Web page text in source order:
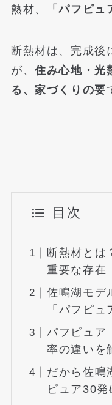
熱材、
「パフピュ
断熱材は、完成後
が、住み心地・光
る、家づくりの要
目次
断熱材とは
重要な存在
佐鳴湖モデ
「パフピュ
パフピュア
率の違いを
だから佐鳴
ピュア30発